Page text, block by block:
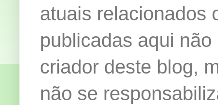
atuais relacionados
publicadas aqui
criador deste blog,
não se